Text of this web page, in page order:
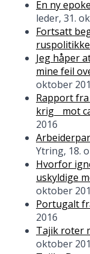
En ny
leder, 31.
Fortsatt
Jeg håper
mine feil
oktober
Rapport
krig mot
2016
Ytring, 18.
Hvorfor
uskyldige
oktober
Portugalt
2016
Tajik roter
oktober